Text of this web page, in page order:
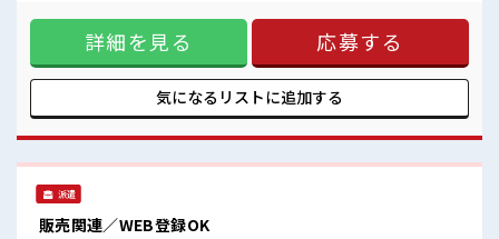
た事などがあれば、 担当がしっかりサポートします！ ■職場
の雰囲気 休憩室で楽しくランチ♪ 時間があれば昼寝もしちゃ
おう！ 持ち物が多いあなたにもぴったり☆ ロッカー付き職場
♪ 残業が多めだからしっかり稼ぎたい方にもオススメ！
詳細を見る 応募する
気になるリストに追加する
派遣
販売関連／WEB登録OK